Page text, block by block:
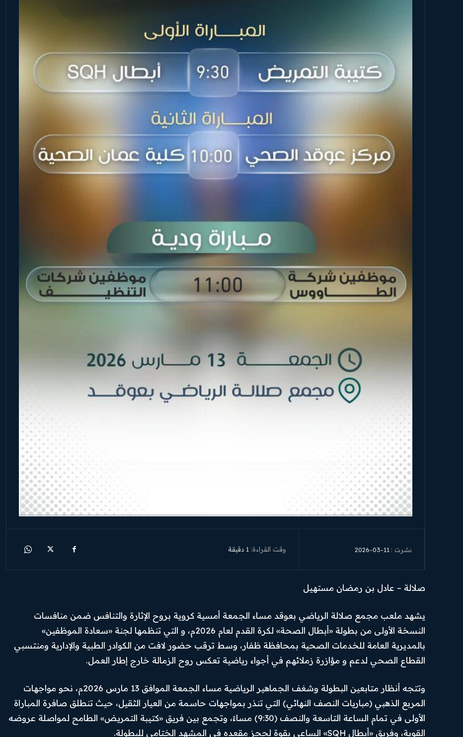
News
Hub
الرئيسية
أخبار رياضية
اقتصاد
المحافظات
رأي اليوم
الخصوصية
احكام
Facebook
X
© Newspaper WordPress Theme by TagDiv
نشرت : 2026-03-11 وقت القراءة: 1 دقيقة
صلالة – عادل بن رمضان مستهيل
يشهد ملعب مجمع صلالة الرياضي بعوقد مساء الجمعة أمسية كروية بروح الإثارة والتنافس ضمن منافسات
النسخة الأولى من بطولة «أبطال الصحة» لكرة القدم لعام 2026م، و التي تنظمها لجنة «سعادة الموظفين»
بالمديرية العامة للخدمات الصحية بمحافظة ظفار، وسط ترقب حضور لافت من الكوادر الطبية والإدارية ومنتسبي
القطاع الصحي لدعم و مؤازرة زملائهم في أجواء رياضية تعكس روح الزمالة خارج إطار العمل.
وتتجه أنظار متابعين البطولة وشغف الجماهير الرياضية مساء الجمعة الموافق 13 مارس 2026م، نحو مواجهات
المربع الذهبي (مباريات النصف النهائي) التي تنذر بمواجهات حاسمة من العيار الثقيل، حيث تنطلق صافرة المباراة
الأولى في تمام الساعة التاسعة والنصف (9:30) مساءً، وتجمع بين فريق «كتيبة التمريض» الطامح لمواصلة عروضه
القوية، وفريق «أبطال SQH» الساعي بقوة لحجز مقعده في المشهد الختامي للبطولة.